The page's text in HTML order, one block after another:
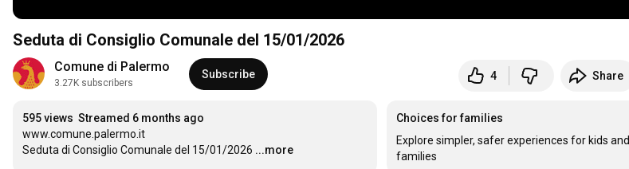
Seduta di Consiglio Comunale del 15/01/2026
Comune di Palermo
3.27K subscribers
Subscribe 4 Share
595 views Streamed 6 months ago
www.comune.palermo.it
Seduta di Consiglio Comunale del 15/01/2026 ...more
Choices for families
Explore simpler, safer experiences for kids and
families